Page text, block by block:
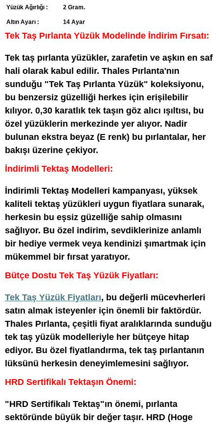
Yüzük Ağırlığı : 2 Gram.
Altın Ayarı : 14 Ayar
Tek Taş Pırlanta Yüzük Modelinde İndirim Fırsatı:
Tek taş pırlanta yüzükler, zarafetin ve aşkın en saf
hali olarak kabul edilir. Thales Pırlanta'nın
sunduğu "Tek Taş Pırlanta Yüzük" koleksiyonu,
bu benzersiz güzelliği herkes için erişilebilir
kılıyor. 0,30 karatlık tek taşın göz alıcı ışıltısı, bu
özel yüzüklerin merkezinde yer alıyor. Nadir
bulunan ekstra beyaz (E renk) bu pırlantalar, her
bakışı üzerine çekiyor.
İndirimli Tektaş Modelleri:
İndirimli Tektaş Modelleri kampanyası, yüksek
kaliteli tektaş yüzükleri uygun fiyatlara sunarak,
herkesin bu eşsiz güzelliğe sahip olmasını
sağlıyor. Bu özel indirim, sevdiklerinize anlamlı
bir hediye vermek veya kendinizi şımartmak için
mükemmel bir fırsat yaratıyor.
Bütçe Dostu Tek Taş Yüzük Fiyatları:
Tek Taş Yüzük Fiyatları, bu değerli mücevherleri
satın almak isteyenler için önemli bir faktördür.
Thales Pırlanta, çeşitli fiyat aralıklarında sunduğu
tek taş yüzük modelleriyle her bütçeye hitap
ediyor. Bu özel fiyatlandırma, tek taş pırlantanın
lüksünü herkesin deneyimlemesini sağlıyor.
HRD Sertifikalı Tektaşın Önemi:
"HRD Sertifikalı Tektaş"ın önemi, pırlanta
sektöründe büyük bir değer taşır. HRD (Hoge